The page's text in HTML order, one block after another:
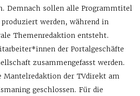
Demnach sollen alle Programmtitel
werden, während in
Themenredaktion entsteht.
der Portalgeschäfte
zusammengefasst werden.
Mantelredaktion der TVdirekt am
geschlossen. Für die